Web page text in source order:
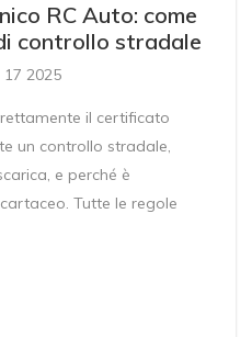
RC Auto: come
controllo stradale
17 2025
il certificato
un controllo stradale,
e perché è
Tutte le regole